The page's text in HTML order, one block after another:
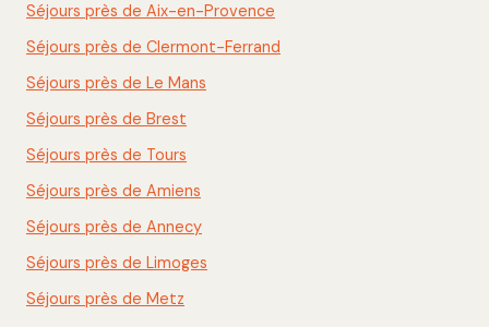
Séjours près de Aix-en-Provence
Séjours près de Clermont-Ferrand
Séjours près de Le Mans
Séjours près de Brest
Séjours près de Tours
Séjours près de Amiens
Séjours près de Annecy
Séjours près de Limoges
Séjours près de Metz